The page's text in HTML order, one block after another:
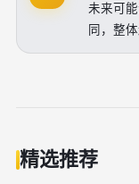
未来可
同，整
精选推荐